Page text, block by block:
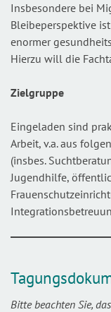
Insbesondere bei
Bleibeperspektive
enormer
Hierzu will die
Zielgruppe
Eingeladen sind
Arbeit, v.a. aus
(insbes.
Jugendhilfe,
Bitte beachten Sie,